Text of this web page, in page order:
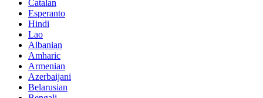
Catalan
Esperanto
Hindi
Lao
Albanian
Amharic
Armenian
Azerbaijani
Belarusian